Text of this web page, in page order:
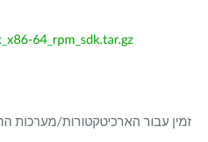
64_rpm_sdk.tar.gz